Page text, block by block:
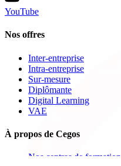
YouTube
Nos offres
Inter-entreprise
Intra-entreprise
Sur-mesure
Diplômante
Digital Learning
VAE
À propos de Cegos
Nos centres de formation